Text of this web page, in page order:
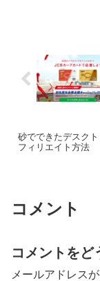
砂でできたデスク
フィリエイト方法
コメント
コメントをど
メールアドレス